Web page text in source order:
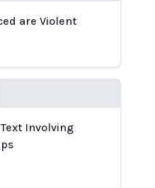
are Violent
Involving